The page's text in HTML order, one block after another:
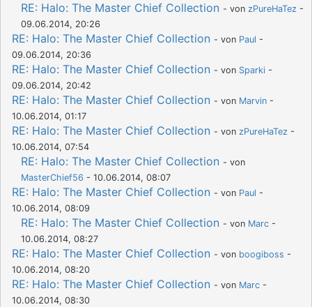
RE: Halo: The Master Chief Collection - von zPureHaTez -
09.06.2014, 20:26
RE: Halo: The Master Chief Collection - von Paul -
09.06.2014, 20:36
RE: Halo: The Master Chief Collection - von Sparki -
09.06.2014, 20:42
RE: Halo: The Master Chief Collection - von Marvin -
10.06.2014, 01:17
RE: Halo: The Master Chief Collection - von zPureHaTez -
10.06.2014, 07:54
RE: Halo: The Master Chief Collection - von
MasterChief56 - 10.06.2014, 08:07
RE: Halo: The Master Chief Collection - von Paul -
10.06.2014, 08:09
RE: Halo: The Master Chief Collection - von Marc -
10.06.2014, 08:27
RE: Halo: The Master Chief Collection - von boogiboss -
10.06.2014, 08:20
RE: Halo: The Master Chief Collection - von Marc -
10.06.2014, 08:30